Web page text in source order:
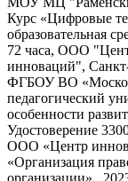
Курс «Цифровые
образовательная
72 часа, ООО
инноваций",
ФГБОУ ВО
педагогический
особенности
Удостоверение
ООО «Центр
«Организация